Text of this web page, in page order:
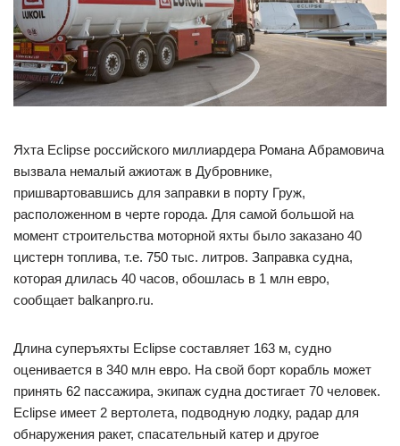
Яхта Eclipse российского миллиардера Романа Абрамовича
вызвала немалый ажиотаж в Дубровнике,
пришвартовавшись для заправки в порту Груж,
расположенном в черте города. Для самой большой на
момент строительства моторной яхты было заказано 40
цистерн топлива, т.е. 750 тыс. литров. Заправка судна,
которая длилась 40 часов, обошлась в 1 млн евро,
сообщает balkanpro.ru.
Длина суперъяхты Eclipse составляет 163 м, судно
оценивается в 340 млн евро. На свой борт корабль может
принять 62 пассажира, экипаж судна достигает 70 человек.
Eclipse имеет 2 вертолета, подводную лодку, радар для
обнаружения ракет, спасательный катер и другое